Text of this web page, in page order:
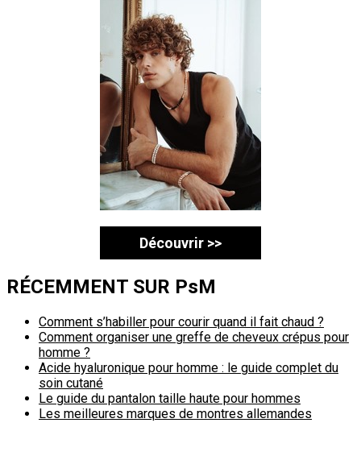
Découvrir >>
RÉCEMMENT SUR PsM
Comment s’habiller pour courir quand il fait chaud ?
Comment organiser une greffe de cheveux crépus pour
homme ?
Acide hyaluronique pour homme : le guide complet du
soin cutané
Le guide du pantalon taille haute pour hommes
Les meilleures marques de montres allemandes